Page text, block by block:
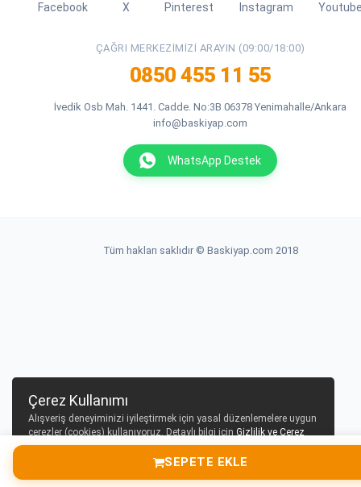
SEPETE EKLE
Facebook X Pinterest Instagram
ÇAĞRI MERKEZIMIZI ARAYIN (09:00/18:00)
0850 455 11 55
İvedik Osb Mah. 1441. Cadde. No:3B 06378 Yenimahalle/Ankara
info@baskiyap.com
WhatsApp Destek
Tüm hakları saklıdır © Baskiyap.com 2018
Çerez Kullanımı
Alışveriş deneyiminizi iyileştirmek için yasal düzenlemelere uygun
çerezler (cookies) kullanıyoruz. Detaylı bilgi için Gizlilik ve Çerez
Politikasısayfamızı inceleyebilirsiniz.